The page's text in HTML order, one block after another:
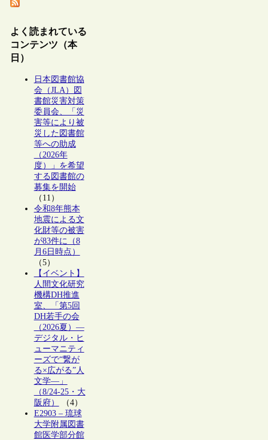
よく読まれている
コンテンツ（本
日）
日本図書館協
会（JLA）図
書館災害対策
委員会、「災
害等により被
災した図書館
等への助成
（2026年
度）」を希望
する図書館の
募集を開始
（11）
令和8年熊本
地震による文
化財等の被害
が83件に（8
月6日時点）
（5）
【イベント】
人間文化研究
機構DH推進
室、「第5回
DH若手の会
（2026夏）―
デジタル・ヒ
ューマニティ
ーズで“繋が
る×広がる”人
文学―」
（8/24-25・大
阪府）
（4）
E2903 – 琉球
大学附属図書
館医学部分館